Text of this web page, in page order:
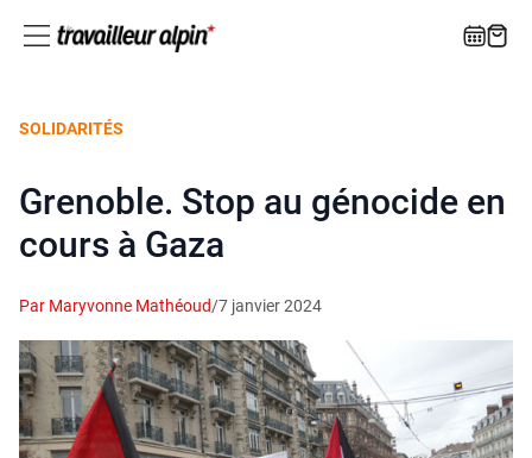
SOLIDARITÉS
Grenoble. Stop au génocide en
cours à Gaza
Par Maryvonne Mathéoud/7 janvier 2024